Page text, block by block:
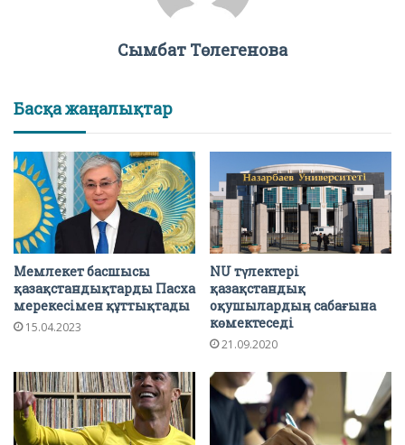
Сымбат Төлегенова
Басқа жаңалықтар
Мемлекет басшысы
қазақстандықтарды Пасха
мерекесімен құттықтады
15.04.2023
NU түлектері
қазақстандық
оқушылардың сабағына
көмектеседі
21.09.2020